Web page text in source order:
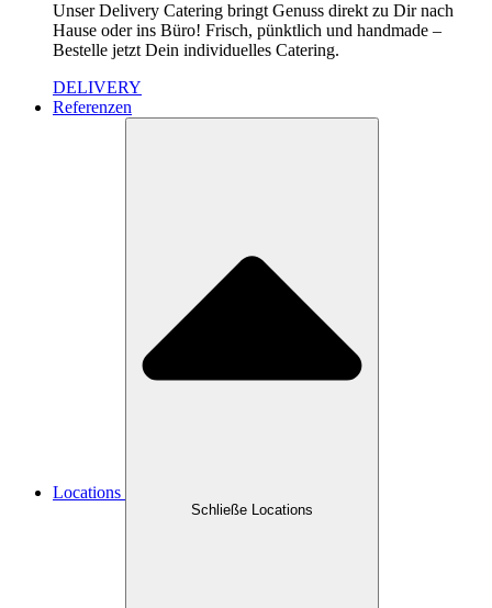
Unser Delivery Catering bringt Genuss direkt zu Dir nach
Hause oder ins Büro! Frisch, pünktlich und handmade –
Bestelle jetzt Dein individuelles Catering.
DELIVERY
Referenzen
Locations
Schließe Locations